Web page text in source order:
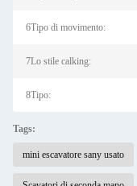
6Tipo di movimento:
7Lo stile calking:
8Tipo:
Tags:
mini escavatore sany usato